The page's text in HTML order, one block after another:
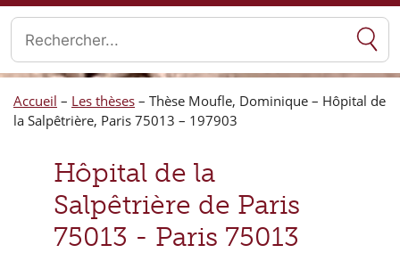
Quand les résultats de l'auto-complétion sont disponibles,
Accueil – Les thèses – Thèse Moufle, Dominique – Hôpital de
la Salpêtrière, Paris 75013 – 197903
Hôpital de la
Salpêtrière de Paris
75013 - Paris 75013